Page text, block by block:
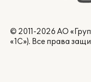
© 2011-2026 АО
«1С»). Все права